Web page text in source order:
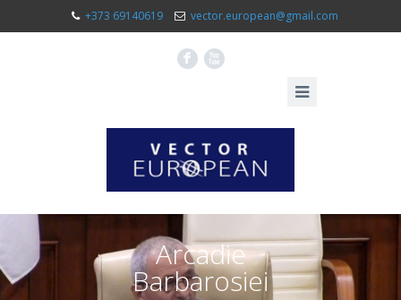
+373 69140619 vector.european@gmail.com
F X
Arcadie
Barbarosiei